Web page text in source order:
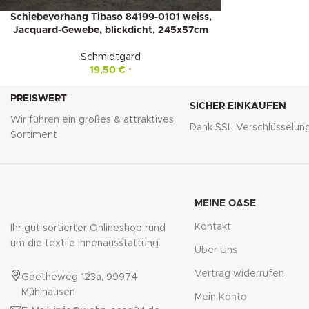
Schiebevorhang Tibaso 84199-0101 weiss,
Jacquard-Gewebe, blickdicht, 245x57cm
Schmidtgard
19,50€ *
PREISWERT
Wir führen ein großes & attraktives
Sortiment
SICHER EINKAUFEN
Dank SSL
Ihr gut sortierter Onlineshop rund
um die textile Innenausstattung.
Goetheweg 123a, 99974
Mühlhausen
MEINE OASE
Kontakt
Über Uns
Vertrag widerrufen
Mein Konto